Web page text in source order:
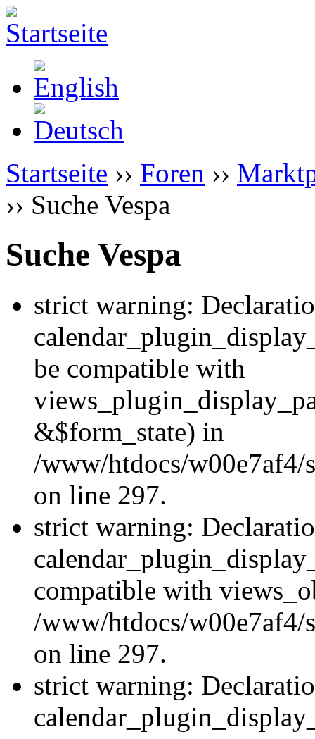
Startseite ›› Foren ››
›› Suche Vespa
Suche Vespa
strict warning:
be compatible with
&$form_state) in
/www/htdocs/w00e7af4/
on line 297.
strict warning:
compatible with
/www/htdocs/w00e7af4/
on line 297.
strict warning: